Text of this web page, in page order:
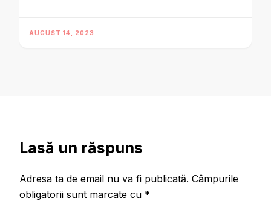
AUGUST 14, 2023
Lasă un răspuns
Adresa ta de email nu va fi publicată. Câmpurile
obligatorii sunt marcate cu *